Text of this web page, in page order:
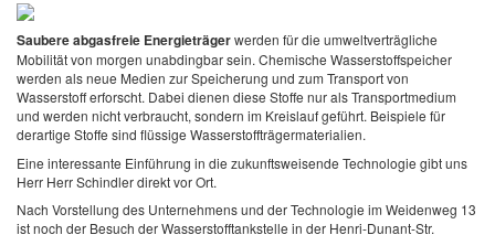
Saubere abgasfreie Energieträgerwerden für die umweltverträgliche
Mobilität von morgen unabdingbar sein. Chemische Wasserstoffspeicher
werden als neue Medien zur Speicherung und zum Transport von
Wasserstoff erforscht. Dabei dienen diese Stoffe nur als Transportmedium
und werden nicht verbraucht, sondern im Kreislauf geführt. Beispiele für
derartige Stoffe sind flüssige Wasserstoffträgermaterialien.
Eine interessante Einführung in die zukunftsweisende Technologie gibt uns
Herr Herr Schindler direkt vor Ort.
Nach Vorstellung des Unternehmens und der Technologie im Weidenweg 13
ist noch der Besuch der Wasserstofftankstelle in der Henri-Dunant-Str.